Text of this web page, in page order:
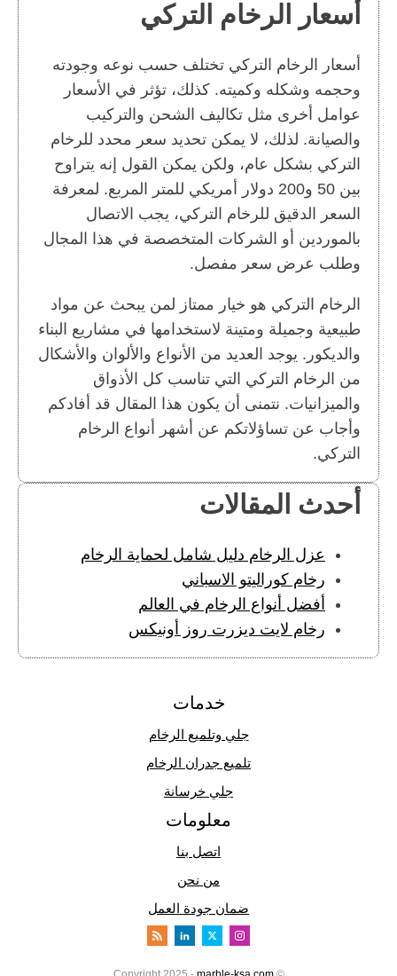
أسعار الرخام التركي
أسعار الرخام التركي تختلف حسب نوعه وجودته
وحجمه وشكله وكميته. كذلك، تؤثر في الأسعار
عوامل أخرى مثل تكاليف الشحن والتركيب
والصيانة. لذلك، لا يمكن تحديد سعر محدد للرخام
التركي بشكل عام، ولكن يمكن القول إنه يتراوح
بين 50 و200 دولار أمريكي للمتر المربع. لمعرفة
السعر الدقيق للرخام التركي، يجب الاتصال
بالموردين أو الشركات المتخصصة في هذا المجال
وطلب عرض سعر مفصل.
الرخام التركي هو خيار ممتاز لمن يبحث عن مواد
طبيعية وجميلة ومتينة لاستخدامها في مشاريع البناء
والديكور. يوجد العديد من الأنواع والألوان والأشكال
من الرخام التركي التي تناسب كل الأذواق
والميزانيات. نتمنى أن يكون هذا المقال قد أفادكم
وأجاب عن تساؤلاتكم عن أشهر أنواع الرخام
التركي.
أحدث المقالات
عزل الرخام دليل شامل لحماية الرخام
رخام كوراليتو الاسباني
أفضل أنواع الرخام في العالم
رخام لايت ديزرت روز أونيكس
خدمات
جلي وتلميع الرخام
تلميع جدران الرخام
جلي خرسانة
معلومات
اتصل بنا
من نحن
ضمان جودة العمل